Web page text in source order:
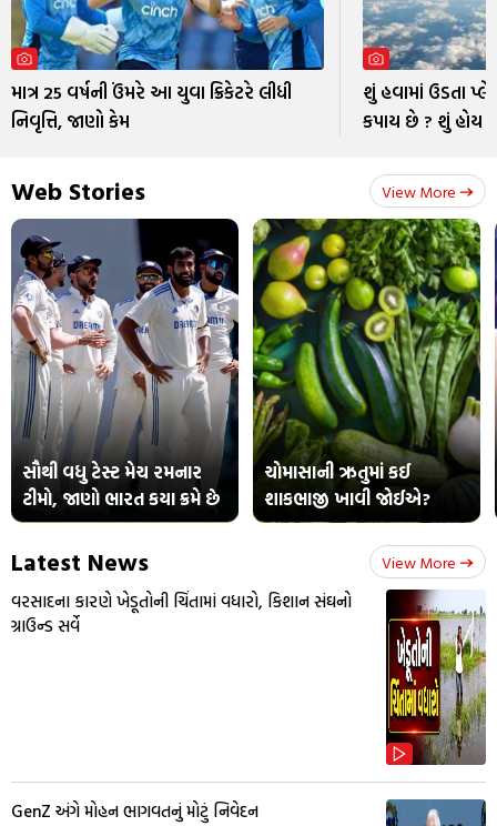
માત્ર 25 વર્ષની ઉંમરે આ યુવા ક્રિકેટરે લીધી
નિવૃત્તિ, જાણો કેમ
શું હવામાં ઉડતા
કપાય છે ? શું હોય
Web Stories View More
સૌથી વધુ ટેસ્ટ મેચ રમનાર
ટીમો, જાણો ભારત કયા ક્રમે છે
ચોમાસાની ઋતુમાં કઈ
શાકભાજી ખાવી જોઈએ?
Latest News View More
વરસાદના કારણે ખેડૂતોની ચિંતામાં વધારો, કિશાન સંઘનો
ગ્રાઉન્ડ સર્વે
GenZ અંગે મોહન ભાગવતનું મોટું નિવેદન